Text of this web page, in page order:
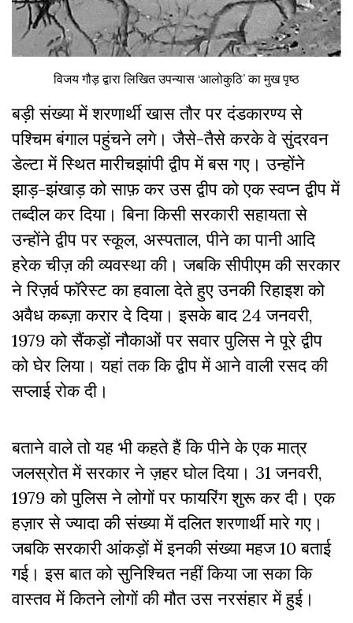
विजय गौड़ द्वारा लिखित उपन्यास ‘आलोकुठि’ का मुख पृष्ठ
बड़ी संख्या में शरणार्थी खास तौर पर दंडकारण्य से
पश्चिम बंगाल पहुंचने लगे। जैसे-तैसे करके वे सुंदरवन
डेल्टा में स्थित मारीचझांपी द्वीप में बस गए ।उन्होंने
झाड़-झंखाड़ को साफ़ कर उस द्वीप को एक स्वप्न द्वीप में
तब्दील कर दिया। बिना किसी सरकारी सहायता से
उन्होंने द्वीप पर स्कूल, अस्पताल, पीने का पानी आदि
हरेक चीज़ की व्यवस्था की। जबकि सीपीएम की सरकार
ने रिज़र्व फॉरेस्ट का हवाला देते हुए उनकी रिहाइश को
अवैध कब्ज़ा करार दे दिया। इसके बाद 24 जनवरी,
1979 को सैंकड़ों नौकाओं पर सवार पुलिस ने पूरे द्वीप
को घेर लिया। यहां तक कि द्वीप में आने वाली रसद की
सप्लाई रोक दी।
बताने वाले तो यह भी कहते हैं कि पीने के एक मात्र
जलस्रोत में सरकार ने ज़हर घोल दिया। 31 जनवरी,
1979 को पुलिस ने लोगों पर फायरिंग शुरू कर दी। एक
हज़ार से ज्यादा की संख्या में दलित शरणार्थी मारे गए।
जबकि सरकारी आंकड़ों में इनकी संख्या महज 10 बताई
गई। इस बात को सुनिश्चित नहीं किया जा सका कि
वास्तव में कितने लोगों की मौत उस नरसंहार में हुई।